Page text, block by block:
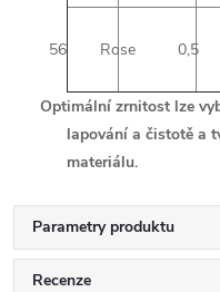
56 Rose 0,5
Optimální zrnitost lze
lapování a čistotě a
materiálu.
Parametry produktu
Recenze